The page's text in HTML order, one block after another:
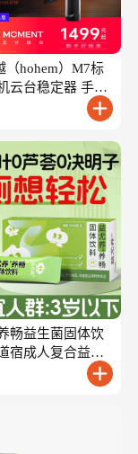
（hohem）M7标
云台稳定器 手持
三轴防抖 直播支
畅益生菌固体饮
宿成人复合益生